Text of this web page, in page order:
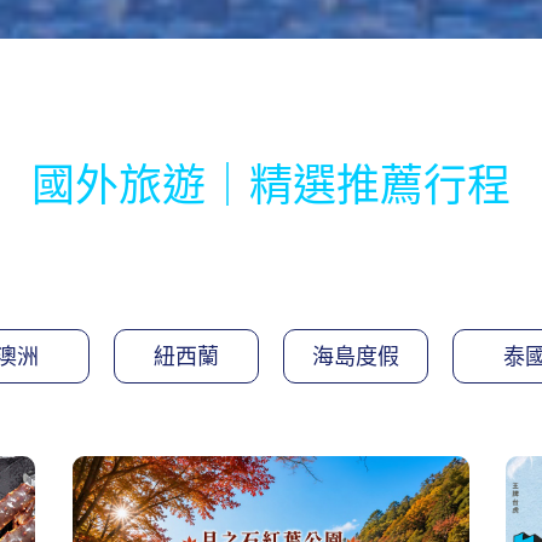
國外旅遊｜精選推薦行程
洲 紐西蘭 海島度假 泰